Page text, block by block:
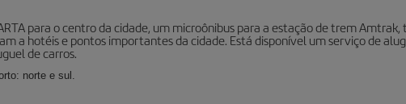
para o centro da cidade, um microônibus para a estação de trem
a hotéis e pontos importantes da cidade. Está disponível um serviço de
de carros.
norte e sul.